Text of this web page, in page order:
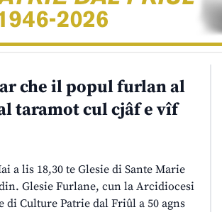
che il popul furlan al
taramot cul cjâf e vîf
a lis 18,30 te Glesie di Sante Marie
Glesie Furlane, cun la Arcidiocesi
di Culture Patrie dal Friûl a 50 agns